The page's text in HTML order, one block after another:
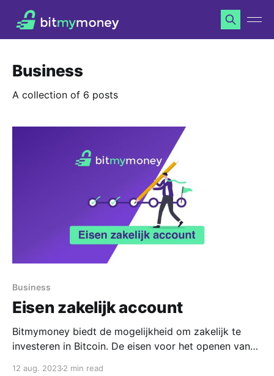
Business
A collection of 6 posts
Business
Eisen zakelijk account
Bitmymoney biedt de mogelijkheid om zakelijk te
investeren in Bitcoin. De eisen voor het openen van
12 aug. 20232 min read